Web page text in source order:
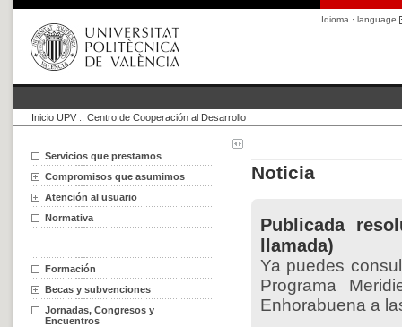
Idioma · language
Inicio UPV :: Centro de Cooperación al Desarrollo
Servicios que prestamos
Compromisos que asumimos
Atención al usuario
Normativa
Formación
Becas y subvenciones
Jornadas, Congresos y
Encuentros
Noticia
Publicada
llamada)
Ya puedes
Programa
Enhorabuena a